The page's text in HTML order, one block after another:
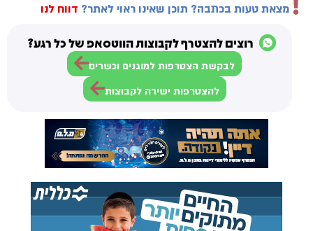
מצאת טעות בכתבה? תוכן שאינו ראוי לאתר? דווח לנו
רוצים להצטרף לקבוצות הווטסאפ של כל רגע?
לבקשת הצטרפות למוגנים וכשרים
להצטרפות ישירה לקבוצות